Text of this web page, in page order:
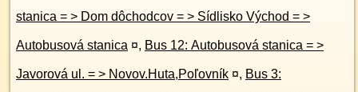
stanica = > Dom dôchodcov = > Sídlisko Východ = >
Autobusová stanica ¤, Bus 12: Autobusová stanica = >
Javorová ul. = > Novov.Huta,Poľovník ¤, Bus 3: